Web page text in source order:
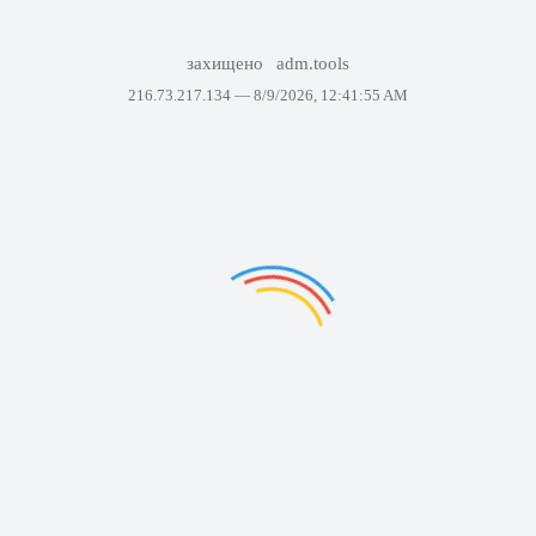
захищено adm.tools
216.73.217.134 — 8/9/2026, 12:41:55 AM